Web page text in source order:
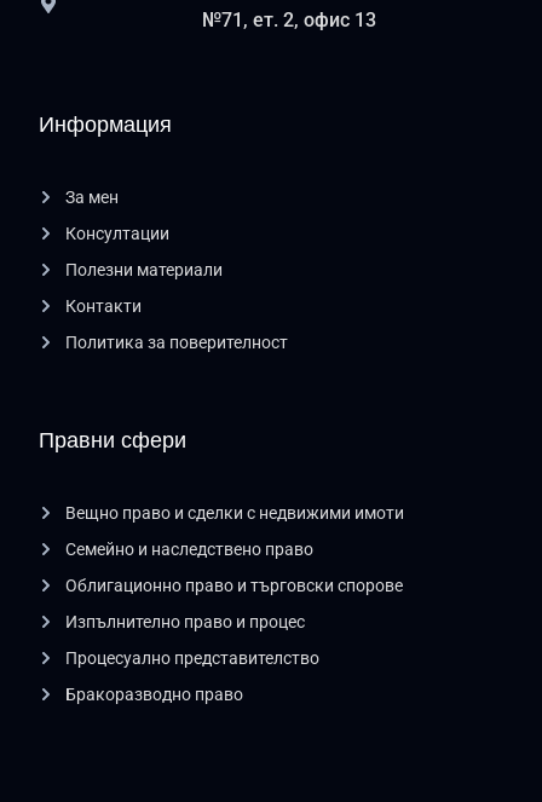
Правни сфери
Вещно право и сделки с недвижими имоти
Семейно и наследствено право
Облигационно право и търговски спорове
Изпълнително право и процес
Процесуално представителство
Бракоразводно право
Информация
За мен
Консултации
Полезни материали
Контакти
Политика за поверителност
№71, ет. 2, офис 13